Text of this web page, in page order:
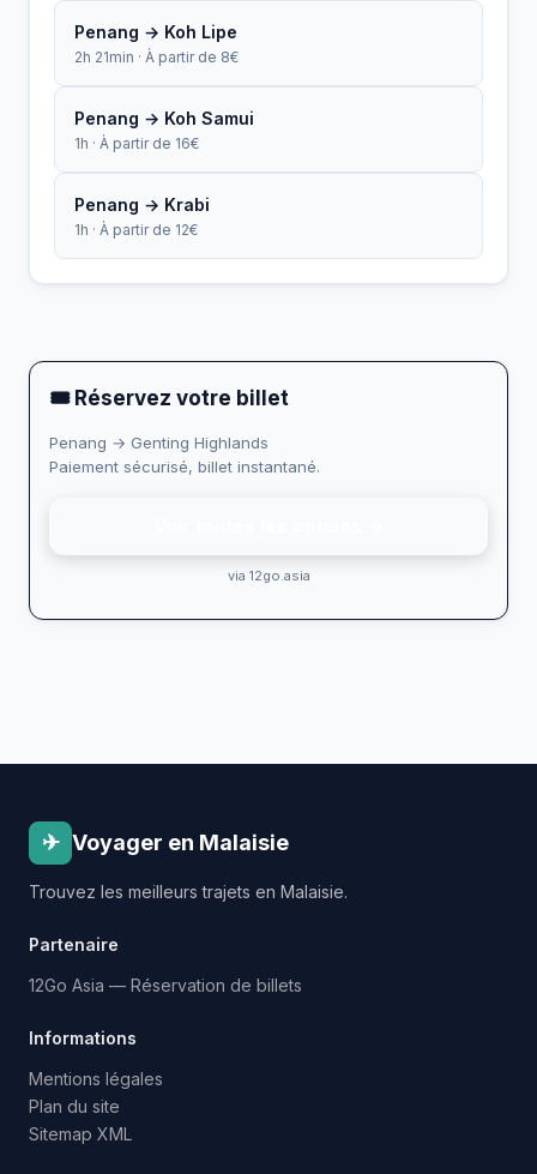
Penang → Koh Lipe
2h 21min · À partir de 8€
Penang → Koh Samui
1h · À partir de 16€
Penang → Krabi
1h · À partir de 12€
🎟 Réservez votre billet
Penang → Genting Highlands
Paiement sécurisé, billet instantané.
via 12go.asia
✈ Voyager en Malaisie
Trouvez les meilleurs trajets en Malaisie.
Partenaire
12Go Asia — Réservation de billets
Informations
Mentions légales
Plan du site
Sitemap XML